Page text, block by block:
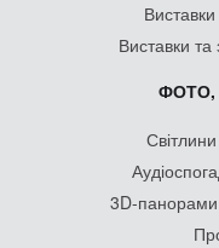
Виставки
ФОТО,
3D-